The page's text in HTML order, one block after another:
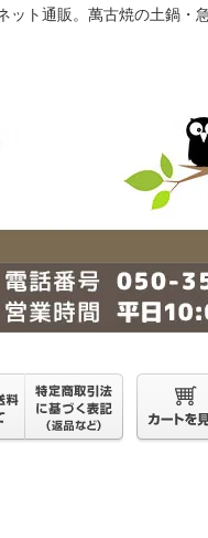
ト通販。萬古焼の土鍋・